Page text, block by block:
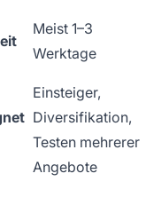
Meist 1–3
Werktage
Einsteiger,
Diversifikation,
Testen mehrerer
Angebote